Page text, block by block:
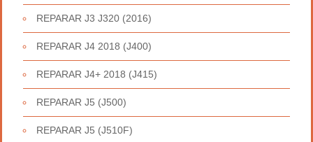
REPARAR J3 J320 (2016)
REPARAR J4 2018 (J400)
REPARAR J4+ 2018 (J415)
REPARAR J5 (J500)
REPARAR J5 (J510F)